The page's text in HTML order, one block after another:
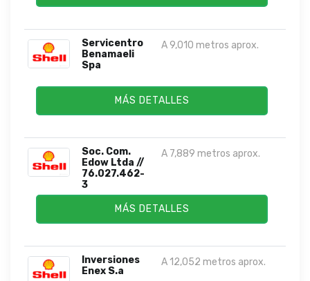
Servicentro
Benamaeli
Spa
A 9,010 metros aprox.
MÁS DETALLES
Soc. Com.
Edow Ltda //
76.027.462-
3
A 7,889 metros aprox.
MÁS DETALLES
Inversiones
Enex S.a
A 12,052 metros aprox.